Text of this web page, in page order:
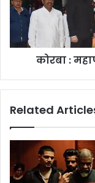
की
साकेत
ध्वजारोहण
कोरबा :
Related